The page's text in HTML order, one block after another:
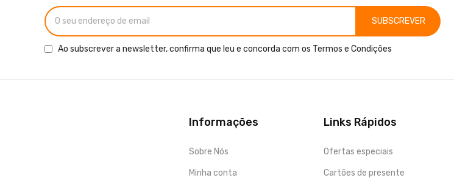
SUBSCREVER
Ao subscrever a newsletter, confirma que leu e concorda com os Termos e Condições
Informações
Sobre Nós
Minha conta
Links Rápidos
Ofertas especiais
Cartões de presente